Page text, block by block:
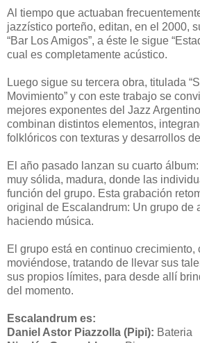
Al tiempo que actuaban
jazzístico porteño, editan, en el 2000,
“Bar Los Amigos”, a éste le sigue
cual es completamente acústico.
Luego sigue su tercera obra, titulada
Movimiento” y con este trabajo se
mejores exponentes del Jazz
combinan distintos elementos,
folklóricos con texturas y desarrollos
El año pasado lanzan su cuarto álbum:
muy sólida, madura, donde las
función del grupo. Esta grabación
original de Escalandrum: Un grupo de
haciendo música.
El grupo está en continuo crecimiento,
moviéndose, tratando de llevar sus
sus propios límites, para desde allí
del momento.
Escalandrum es:
Daniel Astor Piazzolla (Pipi): Bateria